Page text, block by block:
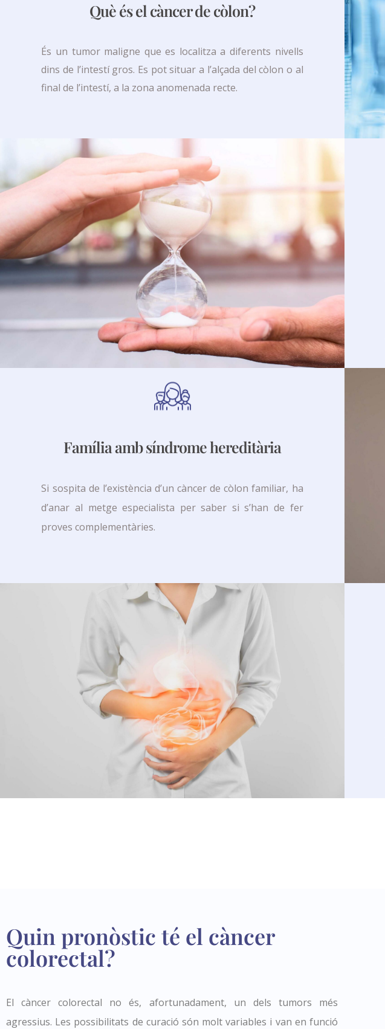
Què és el càncer de còlon?
És un tumor maligne que es localitza a diferents nivells
dins de l’intestí gros. Es pot situar a l’alçada del còlon o al
final de l’intestí, a la zona anomenada recte.
Família amb síndrome hereditària
Si sospita de l’existència d’un càncer de còlon familiar, ha
d’anar al metge especialista per saber si s’han de fer
proves complementàries.
Quin pronòstic té el càncer
colorectal?
El càncer colorectal no és, afortunadament, un dels tumors més
agressius. Les possibilitats de curació són molt variables i van en funció